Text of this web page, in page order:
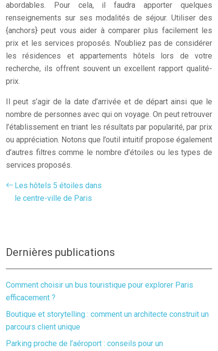
abordables. Pour cela, il faudra apporter quelques
renseignements sur ses modalités de séjour. Utiliser des
{anchors} peut vous aider à comparer plus facilement les
prix et les services proposés. N’oubliez pas de considérer
les résidences et appartements hôtels lors de votre
recherche, ils offrent souvent un excellent rapport qualité-
prix.
Il peut s’agir de la date d’arrivée et de départ ainsi que le
nombre de personnes avec qui on voyage. On peut retrouver
l’établissement en triant les résultats par popularité, par prix
ou appréciation. Notons que l’outil intuitif propose également
d’autres filtres comme le nombre d’étoiles ou les types de
services proposés.
Les hôtels 5 étoiles dans
le centre-ville de Paris
Dernières publications
Comment choisir un bus touristique pour explorer Paris
efficacement ?
Boutique et storytelling : comment un architecte construit un
parcours client unique
Parking proche de l’aéroport : conseils pour un